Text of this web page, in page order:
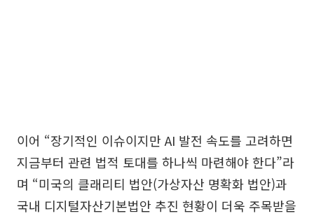
이어 “장기적인 이슈이지만 AI 발전 속도를 고려하면
지금부터 관련 법적 토대를 하나씩 마련해야 한다”라
며 “미국의 클래리티 법안(가상자산 명확화 법안)과
국내 디지털자산기본법안 추진 현황이 더욱 주목받을